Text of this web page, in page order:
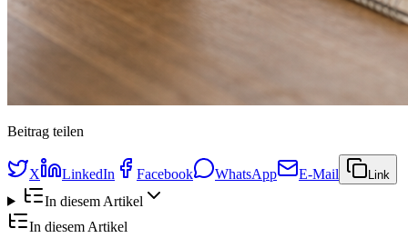
Beitrag teilen
X LinkedIn Facebook WhatsApp E-Mail Link
In diesem Artikel
In diesem Artikel